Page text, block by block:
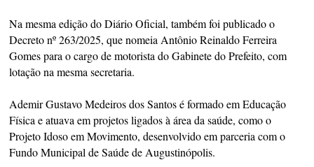
Na mesma edição do Diário Oficial, também foi publicado o
Decreto nº 263/2025, que nomeia Antônio Reinaldo Ferreira
Gomes para o cargo de motorista do Gabinete do Prefeito, com
lotação na mesma secretaria.
Ademir Gustavo Medeiros dos Santos é formado em Educação
Física e atuava em projetos ligados à área da saúde, como o
Projeto Idoso em Movimento, desenvolvido em parceria com o
Fundo Municipal de Saúde de Augustinópolis.